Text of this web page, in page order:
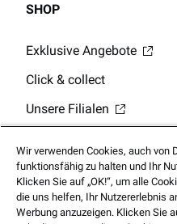
SHOP
Exklusive Angebote
Click & collect
Unsere Filialen
Guthabenabfrage
Mobile App
Wir verwenden Cookies, auch von
funktionsfähig zu halten und Ihr
Klicken Sie auf „OK!“, um alle
die uns helfen, Ihr Nutzererlebnis
Werbung anzuzeigen. Klicken Sie